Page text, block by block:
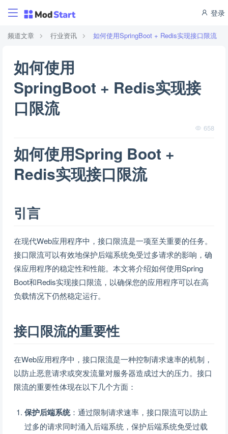
登录
频道文章 行业资讯 如何使用SpringBoot + Redis实现接口限流
如何使用
SpringBoot + Redis实现接
口限流
658
如何使用Spring Boot +
Redis实现接口限流
引言
在现代Web应用程序中，接口限流是一项至关重要的任务。
接口限流可以有效地保护后端系统免受过多请求的影响，确
保应用程序的稳定性和性能。本文将介绍如何使用Spring
Boot和Redis实现接口限流，以确保您的应用程序可以在高
负载情况下仍然稳定运行。
接口限流的重要性
在Web应用程序中，接口限流是一种控制请求速率的机制，
以防止恶意请求或突发流量对服务器造成过大的压力。接口
限流的重要性体现在以下几个方面：
保护后端系统：通过限制请求速率，接口限流可以防止
过多的请求同时涌入后端系统，保护后端系统免受过载